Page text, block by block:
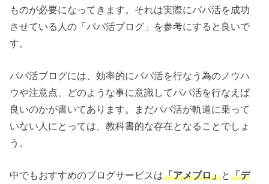
ものが必要になってきます。それは実際にパパ活を成功
させている人の「パパ活ブログ」を参考にすると良いで
す。
パパ活ブログには、効率的にパパ活を行なう為のノウハ
ウや注意点、どのような事に意識してパパ活を行なえば
良いのかが書いてあります。まだパパ活が軌道に乗って
いない人にとっては、教科書的な存在となることでしょ
う。
中でもおすすめのブログサービスは「アメブロ」と「デ